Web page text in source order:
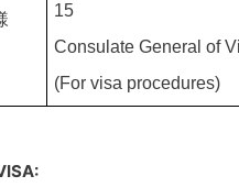
15
Consulate General of
(For visa procedures)